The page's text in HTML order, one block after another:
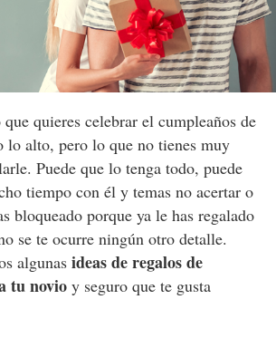
quieres celebrar el cumpleaños de
alto, pero lo que no tienes muy
Puede que lo tenga todo, puede
tiempo con él y temas no acertar o
bloqueado porque ya le has regalado
se te ocurre ningún otro detalle.
algunasideas de regalos de
tu novioy seguro que te gusta